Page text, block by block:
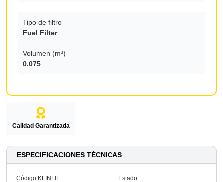
Tipo de filtro
Fuel Filter
Volumen (m³)
0.075
Calidad Garantizada
ESPECIFICACIONES TÉCNICAS
Código KLINFIL
Estado